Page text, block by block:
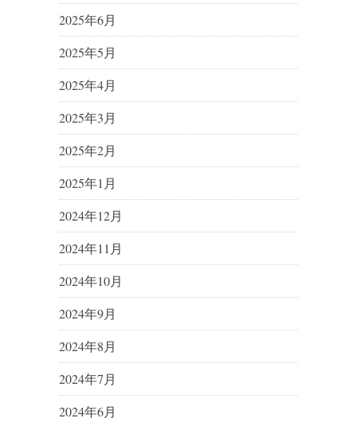
2025年6月
2025年5月
2025年4月
2025年3月
2025年2月
2025年1月
2024年12月
2024年11月
2024年10月
2024年9月
2024年8月
2024年7月
2024年6月